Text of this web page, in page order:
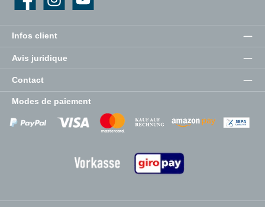
Infos client
Avis juridique
Contact
Instagram YouTube
Modes de paiement
Zahlungsanbieter Zahlungsanbieter
Zahlungsanbieter